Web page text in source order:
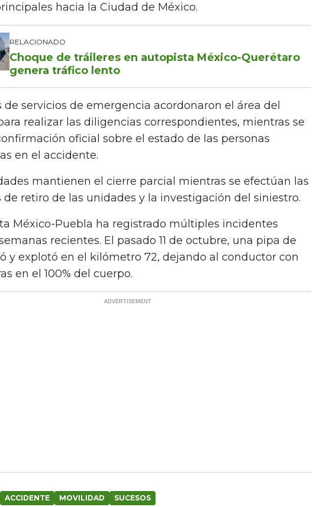
hacia la Ciudad de México.
RELACIONADO
Choque de tráileres en autopista México-Querétaro
genera tráfico lento
de servicios de emergencia acordonaron el área del
realizar las diligencias correspondientes, mientras se
oficial sobre el estado de las personas
en el accidente.
mantienen el cierre parcial mientras se efectúan las
de retiro de las unidades y la investigación del siniestro.
México-Puebla ha registrado múltiples incidentes
recientes. El pasado 11 de octubre, una pipa de
y explotó en el kilómetro 72, dejando al conductor con
en el 100% del cuerpo.
ACCIDENTE MOVILIDAD SUCESOS